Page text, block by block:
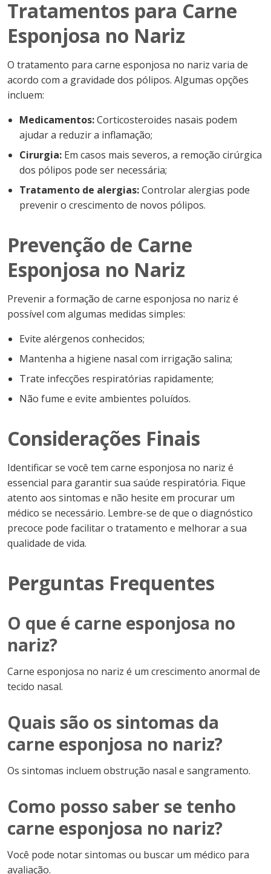
Tratamentos para Carne
Esponjosa no Nariz
O tratamento para carne esponjosa no nariz varia de
acordo com a gravidade dos pólipos. Algumas opções
incluem:
Medicamentos:Corticosteroides nasais podem
ajudar a reduzir a inflamação;
Cirurgia: Em casos mais severos, a remoção cirúrgica
dos pólipos pode ser necessária;
Tratamento de alergias:Controlar alergias pode
prevenir o crescimento de novos pólipos.
Prevenção de Carne
Esponjosa no Nariz
Prevenir a formação de carne esponjosa no nariz é
possível com algumas medidas simples:
Evite alérgenos conhecidos;
Mantenha a higiene nasal com irrigação salina;
Trate infecções respiratórias rapidamente;
Não fume e evite ambientes poluídos.
Considerações Finais
Identificar se você tem carne esponjosa no nariz é
essencial para garantir sua saúde respiratória. Fique
atento aos sintomas e não hesite em procurar um
médico se necessário. Lembre-se de que o diagnóstico
precoce pode facilitar o tratamento e melhorar a sua
qualidade de vida.
Perguntas Frequentes
O que é carne esponjosa no
nariz?
Carne esponjosa no nariz é um crescimento anormal de
tecido nasal.
Quais são os sintomas da
carne esponjosa no nariz?
Os sintomas incluem obstrução nasal e sangramento.
Como posso saber se tenho
carne esponjosa no nariz?
Você pode notar sintomas ou buscar um médico para
avaliação.